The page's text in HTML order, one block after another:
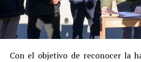
registrar antecedentes
Estas circunstancias
procedimiento abreviado,
cumplimiento efectivo en recinto
Con el objetivo de reconocer la